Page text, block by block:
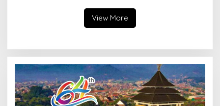
View More